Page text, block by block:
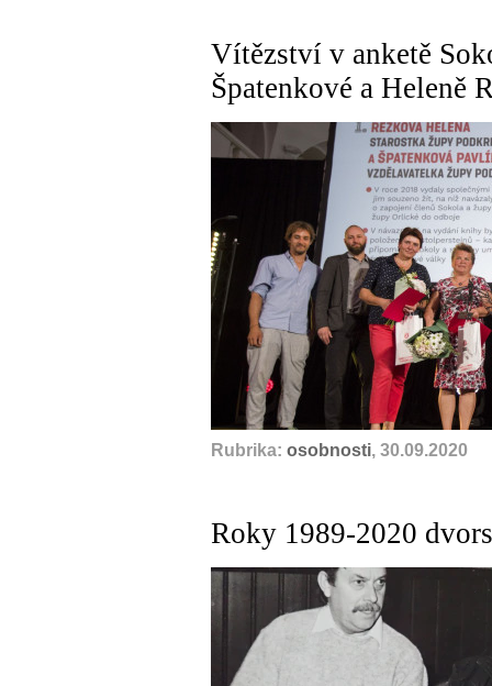
Vítězství v anketě
Špatenkové a Heleně
Rubrika: osobnosti, 30.09.2020
Roky 1989-2020